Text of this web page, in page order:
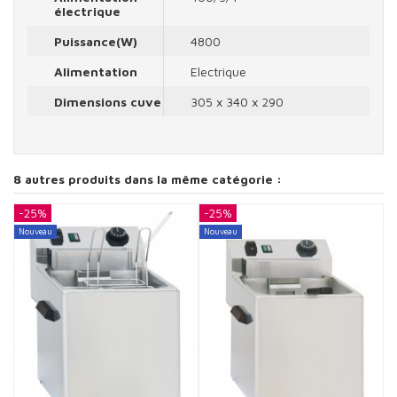
électrique
Puissance(W)
4800
Alimentation
Electrique
Dimensions cuve
305 x 340 x 290
8 autres produits dans la même catégorie :
-25%
Nouveau
-25%
Nouveau